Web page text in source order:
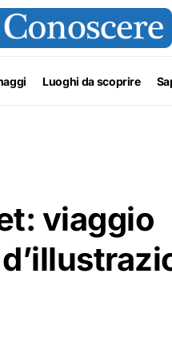
Luoghi da scoprire
viaggio